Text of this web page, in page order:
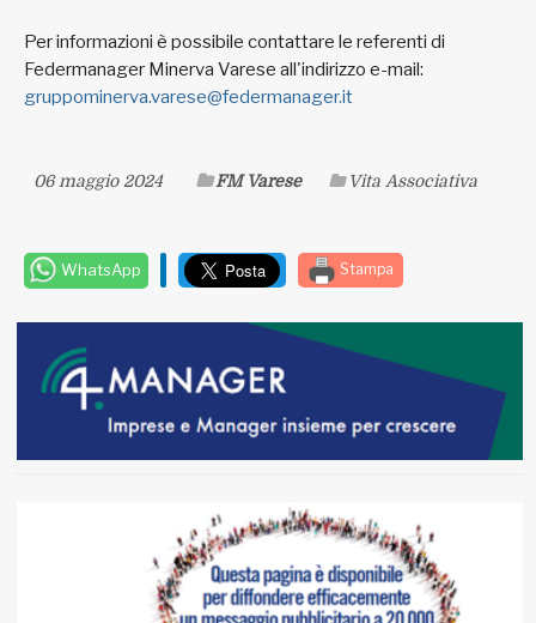
Per informazioni è possibile contattare le referenti di
Federmanager Minerva Varese all'indirizzo e-mail:
gruppominerva.varese@federmanager.it
06 maggio 2024 FM Varese Vita Associativa
WhatsApp Stampa